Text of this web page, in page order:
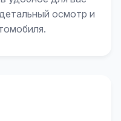
осмотр и